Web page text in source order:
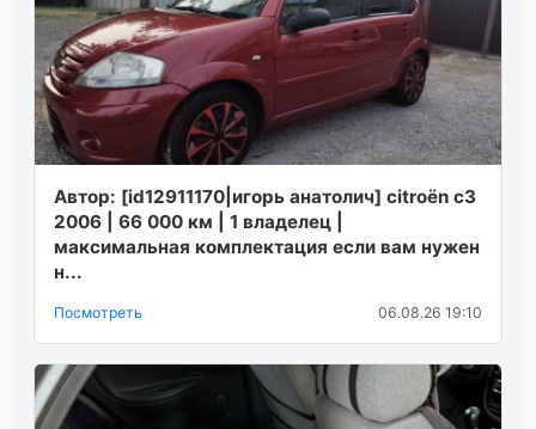
Автор: [id12911170|игорь анатолич] citroën c3
2006 | 66 000 км | 1 владелец |
максимальная комплектация если вам нужен
н...
Посмотреть 06.08.26 19:10